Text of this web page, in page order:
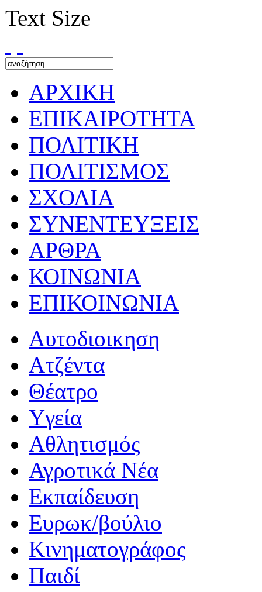
Text Size
ΑΡΧΙΚΗ
ΕΠΙΚΑΙΡΟΤΗΤΑ
ΠΟΛΙΤΙΚΗ
ΠΟΛΙΤΙΣΜΟΣ
ΣΧΟΛΙΑ
ΣΥΝΕΝΤΕΥΞΕΙΣ
ΑΡΘΡΑ
ΚΟΙΝΩΝΙΑ
ΕΠΙΚΟΙΝΩΝΙΑ
Αυτοδιοικηση
Ατζέντα
Θέατρο
Yγεία
Αθλητισμός
Αγροτικά Νέα
Εκπαίδευση
Ευρωκ/βούλιο
Κινηματογράφος
Παιδί